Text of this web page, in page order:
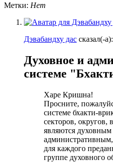
Метки: Нет
Дэвабандху дас сказал(-а):
Духовное и
системе
Харе Кришна!
Просните,
системе бхакти-
секторов,
являются духовным
для каждого
группе духовного